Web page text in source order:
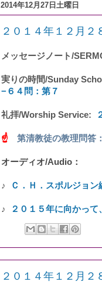
2014年12月27日土曜日
２０１４年１２月２
メッセージノート/
実りの時間/Sunday
−６４問：第７
礼拝/Worship Service:
☝ 第清教徒の教理問答
オーディオ/Audio：
♪ Ｃ．Ｈ．スポルジョ
♪ ２０１５年に向かっ
２０１４年１２月２